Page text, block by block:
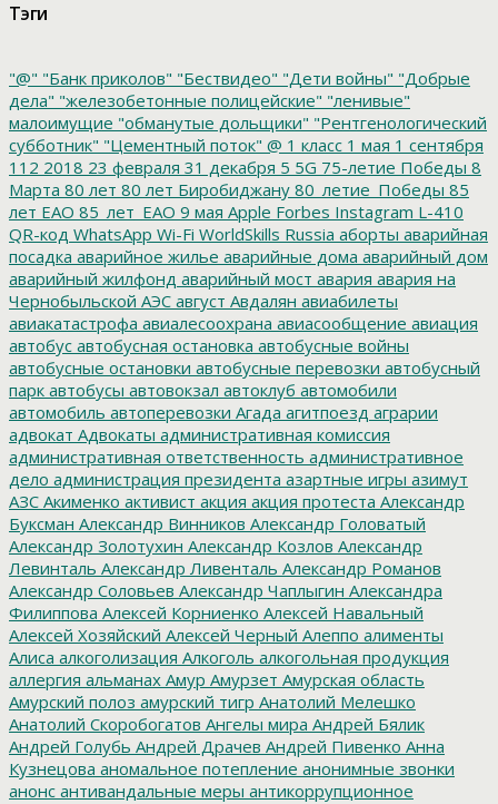
Тэги
"@" "Банк приколов" "Бествидео" "Дети войны" "Добрые
дела" "железобетонные полицейские" "ленивые"
малоимущие "обманутые дольщики" "Рентгенологический
субботник" "Цементный поток" @ 1 класс 1 мая 1 сентября
112 2018 23 февраля 31 декабря 5 5G 75-летие Победы 8
Марта 80 лет 80 лет Биробиджану 80_летие_Победы 85
лет ЕАО 85_лет_ЕАО 9 мая Apple Forbes Instagram L-410
QR-код WhatsApp Wi-Fi WorldSkills Russia аборты аварийная
посадка аварийное жилье аварийные дома аварийный дом
аварийный жилфонд аварийный мост авария авария на
Чернобыльской АЭС август Авдалян авиабилеты
авиакатастрофа авиалесоохрана авиасообщение авиация
автобус автобусная остановка автобусные войны
автобусные остановки автобусные перевозки автобусный
парк автобусы автовокзал автоклуб автомобили
автомобиль автоперевозки Агада агитпоезд аграрии
адвокат Адвокаты административная комиссия
административная ответственность административное
дело администрация президента азартные игры азимут
АЗС Акименко активист акция акция протеста Александр
Буксман Александр Винников Александр Головатый
Александр Золотухин Александр Козлов Александр
Левинталь Александр Ливенталь Александр Романов
Александр Соловьев Александр Чаплыгин Александра
Филиппова Алексей Корниенко Алексей Навальный
Алексей Хозяйский Алексей Черный Алеппо алименты
Алиса алкоголизация Алкоголь алкогольная продукция
аллергия альманах Амур Амурзет Амурская область
Амурский полоз амурский тигр Анатолий Мелешко
Анатолий Скоробогатов Ангелы мира Андрей Бялик
Андрей Голубь Андрей Драчев Андрей Пивенко Анна
Кузнецова аномальное потепление анонимные звонки
анонс антивандальные меры антикоррупционное